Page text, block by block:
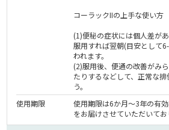
コーラックIIの上手な使い方
(1)便秘の症状には個人差が
服用すれば翌朝(目安として
われます。
(2)服用後、便通の改善がみ
たりするなどして、正常な
う。
使用期限
使用期限は6か月～3年の有
をお届けさせていただいてお